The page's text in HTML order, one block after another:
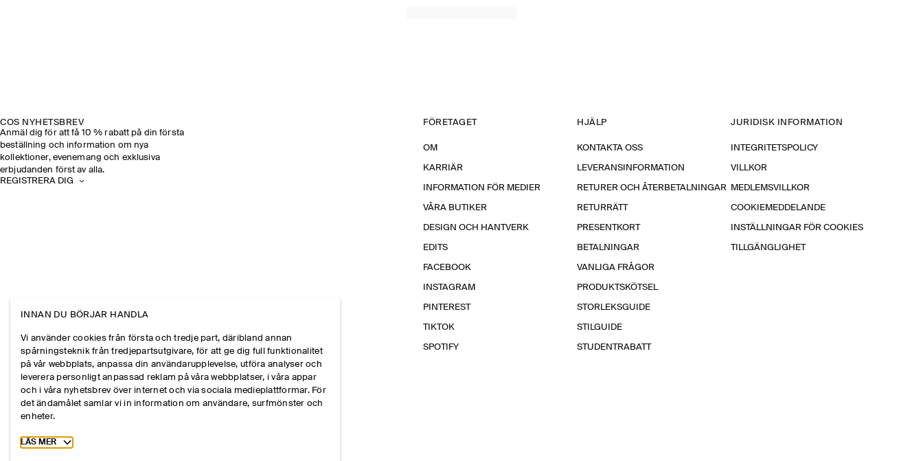
COS NYHETSBREV
Anmäl dig för att få 10 % rabatt på din första
beställning och information om nya
kollektioner, evenemang och exklusiva
erbjudanden först av alla.
REGISTRERA DIG
FÖRETAGET
OM
KARRIÄR
INFORMATION FÖR MEDIER
VÅRA BUTIKER
DESIGN OCH HANTVERK
EDITS
FACEBOOK
INSTAGRAM
PINTEREST
TIKTOK
SPOTIFY
HJÄLP
KONTAKTA OSS
LEVERANSINFORMATION
RETURER OCH ÅTERBETALNINGAR
RETURRÄTT
PRESENTKORT
BETALNINGAR
VANLIGA FRÅGOR
PRODUKTSKÖTSEL
STORLEKSGUIDE
STILGUIDE
STUDENTRABATT
JURIDISK INFORMATION
INTEGRITETSPOLICY
VILLKOR
MEDLEMSVILLKOR
COOKIEMEDDELANDE
INSTÄLLNINGAR FÖR COOKIES
TILLGÄNGLIGHET
INNAN DU BÖRJAR HANDLA
Vi använder cookies från första och tredje part, däribland annan
spårningsteknik från tredjepartsutgivare, för att ge dig full funktionalitet
på vår webbplats, anpassa din användarupplevelse, utföra analyser och
leverera personligt anpassad reklam på våra webbplatser, i våra appar
och i våra nyhetsbrev över internet och via sociala medieplattformar. För
det ändamålet samlar vi in information om användare, surfmönster och
enheter.
Toggle more cookie information
LÄS MER